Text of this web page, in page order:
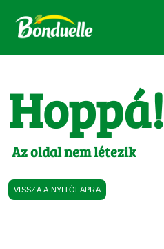
Hoppá!
Az oldal nem létezik
VISSZA A NYITÓLAPRA